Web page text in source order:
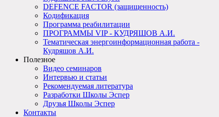
DEFENCE FACTOR (защищенность)
Кодификация
Программа реабилитации
ПРОГРАММЫ VIP - КУДРЯШОВ А.И.
Тематическая энергоинформационная работа -
Кудряшов А.И.
Полезное
Видео семинаров
Интервью и статьи
Рекомендуемая литература
Разработки Школы Эспер
Друзья Школы Эспер
Контакты